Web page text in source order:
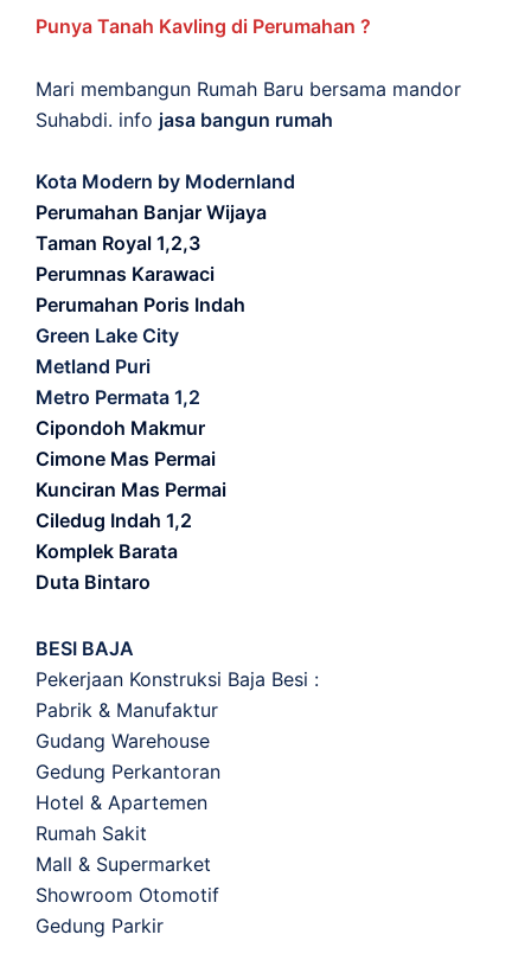
Punya Tanah Kavling di Perumahan ?
Mari membangun Rumah Baru bersama mandor
Suhabdi. info jasa bangun rumah
Kota Modern by Modernland
Perumahan Banjar Wijaya
Taman Royal 1,2,3
Perumnas Karawaci
Perumahan Poris Indah
Green Lake City
Metland Puri
Metro Permata 1,2
Cipondoh Makmur
Cimone Mas Permai
Kunciran Mas Permai
Ciledug Indah 1,2
Komplek Barata
Duta Bintaro
BESI BAJA
Pekerjaan Konstruksi Baja Besi :
Pabrik & Manufaktur
Gudang Warehouse
Gedung Perkantoran
Hotel & Apartemen
Rumah Sakit
Mall & Supermarket
Showroom Otomotif
Gedung Parkir